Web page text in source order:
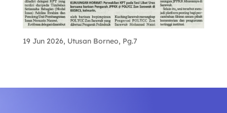
19 Jun 2026, Utusan Borneo, Pg.7